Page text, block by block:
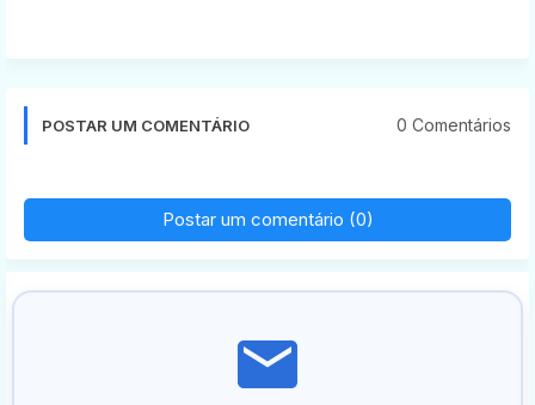
POSTAR UM COMENTÁRIO 0 Comentários
Postar um comentário (0)